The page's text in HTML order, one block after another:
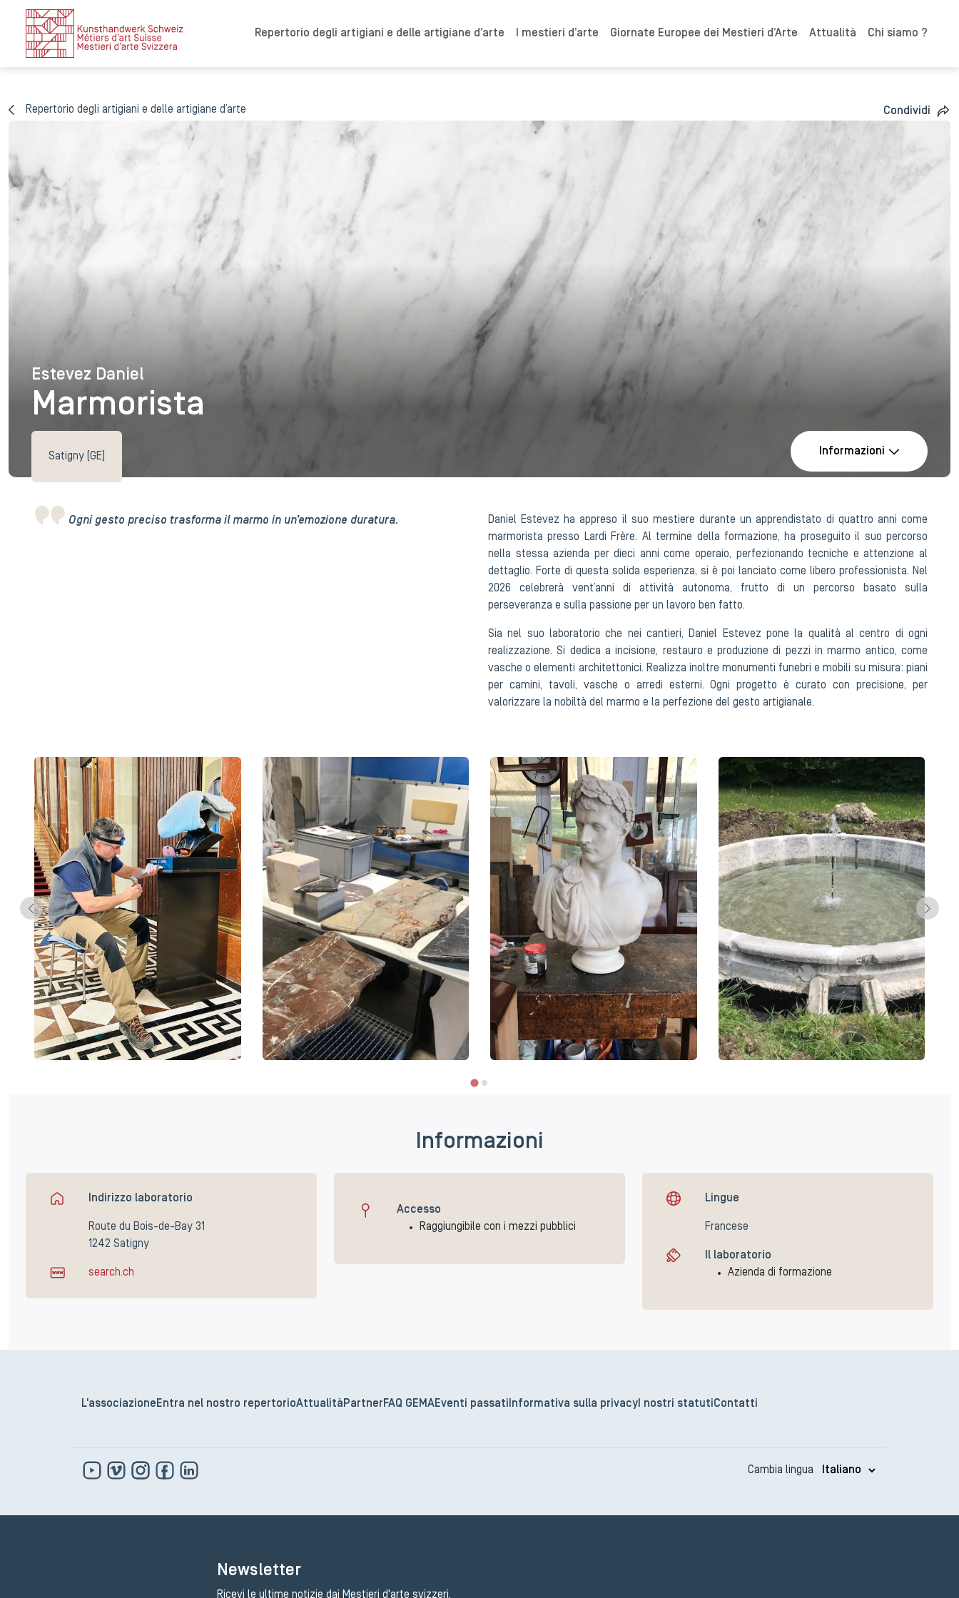
Repertorio degli artigiani e delle artigiane d’arte I mestieri d’arte Giornate Europee dei Mestieri d’Arte Attualità Chi siamo ?
Repertorio degli artigiani e delle artigiane d’arte Condividi
Estevez Daniel
Estevez Daniel
Marmorista
Satigny (GE)
Informazioni
Ogni gesto preciso trasforma il marmo in un’emozione duratura.
Daniel Estevez ha appreso il suo mestiere durante un apprendistato di quattro anni come
marmorista presso Lardi Frère. Al termine della formazione, ha proseguito il suo percorso
nella stessa azienda per dieci anni come operaio, perfezionando tecniche e attenzione al
dettaglio. Forte di questa solida esperienza, si è poi lanciato come libero professionista. Nel
2026 celebrerà vent’anni di attività autonoma, frutto di un percorso basato sulla
perseveranza e sulla passione per un lavoro ben fatto.
Sia nel suo laboratorio che nei cantieri, Daniel Estevez pone la qualità al centro di ogni
realizzazione. Si dedica a incisione, restauro e produzione di pezzi in marmo antico, come
vasche o elementi architettonici. Realizza inoltre monumenti funebri e mobili su misura: piani
per camini, tavoli, vasche o arredi esterni. Ogni progetto è curato con precisione, per
valorizzare la nobiltà del marmo e la perfezione del gesto artigianale.
Informazioni
Indirizzo laboratorio
Route du Bois-de-Bay 31
1242 Satigny
search.ch
Accesso
Raggiungibile con i mezzi pubblici
Lingue
Francese
Il laboratorio
Azienda di formazione
L'associazione Entra nel nostro repertorioAttualità Partner FAQ GEMAEventi passati Informativa sulla privacy I nostri statuti Contatti
Cambia lingua
Newsletter
Ricevi le ultime notizie dai Mestieri d'arte svizzeri.